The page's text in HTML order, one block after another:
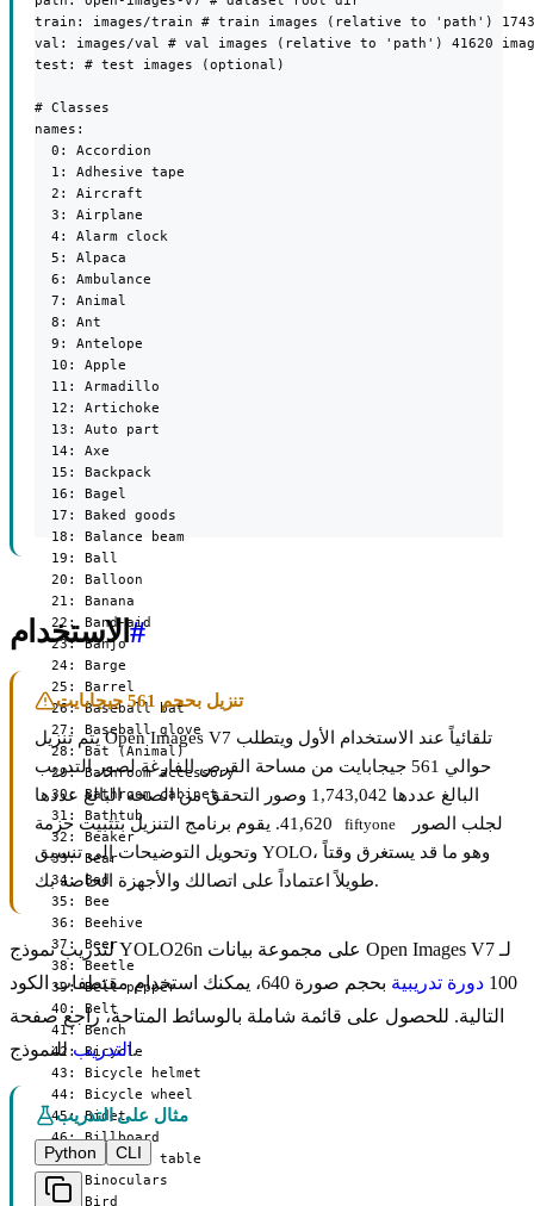
الاستخدام#
تنزيل بحجم 561 جيجابايت
يتم تنزيل Open Images V7 تلقائياً عند الاستخدام الأول ويتطلب
حوالي 561 جيجابايت من مساحة القرص الفارغة لصور التدريب
البالغ عددها 1,743,042 وصور التحقق من الصحة البالغ عددها
fiftyone
وتحويل التوضيحات إلى تنسيق YOLO، وهو ما قد يستغرق وقتاً
طويلاً اعتماداً على اتصالك والأجهزة الخاصة بك.
لتدريب نموذج YOLO26n على مجموعة بيانات Open Images V7 لـ
100 دورة تدريبية
بحجم صورة 640، يمكنك استخدام مقتطفات الكود
التالية. للحصول على قائمة شاملة بالوسائط المتاحة، راجع صفحة
التدريبللنموذج.
مثال على التدريب
Python
CLI